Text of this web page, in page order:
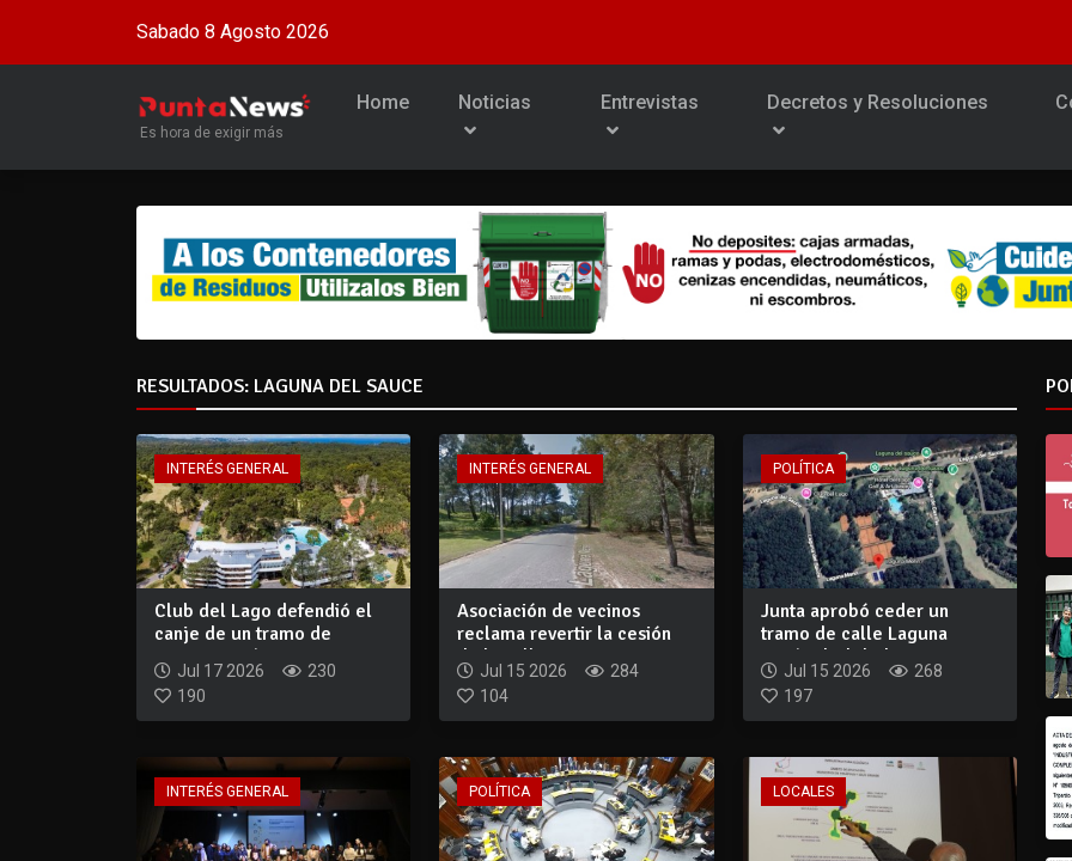
Sabado 8 Agosto 2026
Es hora de exigir más
Home Noticias Entrevistas Decretos y Resoluciones
RESULTADOS: LAGUNA DEL SAUCE
INTERÉS GENERAL
Club del Lago defendió el
canje de un tramo de
Laguna Merín...
Jul 17 2026
230
190
INTERÉS GENERAL
Asociación de vecinos
reclama revertir la cesión
de la calle...
Jul 15 2026
284
104
POLÍTICA
Junta aprobó ceder un
tramo de calle Laguna
Merín al Club de...
Jul 15 2026
268
197
INTERÉS GENERAL POLÍTICA LOCALES